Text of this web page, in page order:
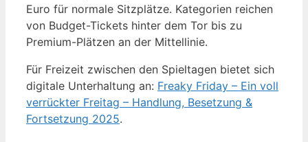
Euro für normale Sitzplätze. Kategorien reichen
von Budget-Tickets hinter dem Tor bis zu
Premium-Plätzen an der Mittellinie.
Für Freizeit zwischen den Spieltagen bietet sich
digitale Unterhaltung an: Freaky Friday – Ein voll
verrückter Freitag – Handlung, Besetzung &
Fortsetzung 2025.